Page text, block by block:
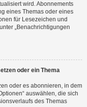
wird. Abonnements
eines Themas oder eines
für Lesezeichen und
„Benachrichtigungen
oder ein Thema
oder es abonnieren, in dem
auswählen, die sich
des Themas